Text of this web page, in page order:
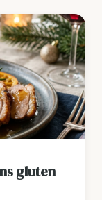
gluten